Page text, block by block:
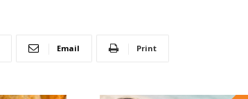
Email Print